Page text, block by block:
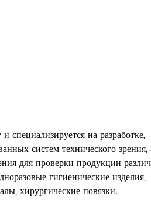
на разработке,
систем технического зрения,
для проверки продукции
гигиенические изделия,
хирургические повязки.